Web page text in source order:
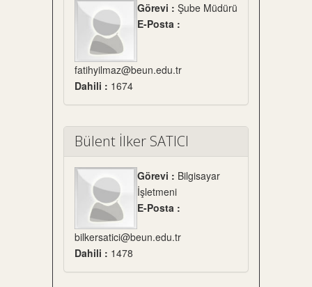
Görevi : Şube Müdürü
E-Posta :
fatihyilmaz@beun.edu.tr
Dahili : 1674
Bülent İlker SATICI
Görevi : Bilgisayar
İşletmeni
E-Posta :
bilkersatici@beun.edu.tr
Dahili : 1478